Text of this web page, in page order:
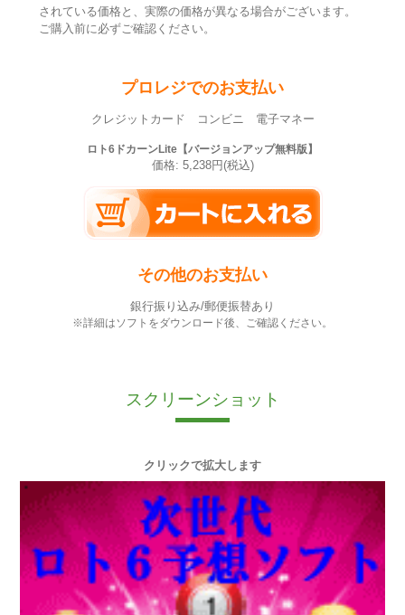
されている価格と、実際の価格が異なる場合がございます。
ご購入前に必ずご確認ください。
プロレジでのお支払い
クレジットカード コンビニ 電子マネー
ロト6ドカーンLite【バージョンアップ無料版】
価格: 5,238円(税込)
その他のお支払い
銀行振り込み/郵便振替あり
※詳細はソフトをダウンロード後、ご確認ください。
スクリーンショット
クリックで拡大します